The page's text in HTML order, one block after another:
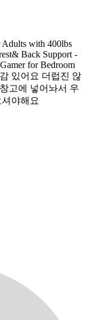
with 400lbs
Back Support -
for Bedroom
있어요 더럽진 않
고에 넣어놔서 우
야해요